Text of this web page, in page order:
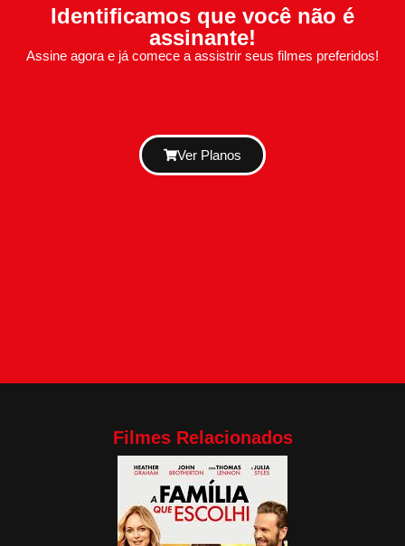
Identificamos que você não é
assinante!
Assine agora e já comece a assistrir seus filmes preferidos!
Ver Planos
Filmes Relacionados